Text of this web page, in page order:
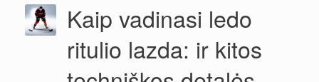
Kaip vadinasi ledo
ritulio lazda: ir kitos